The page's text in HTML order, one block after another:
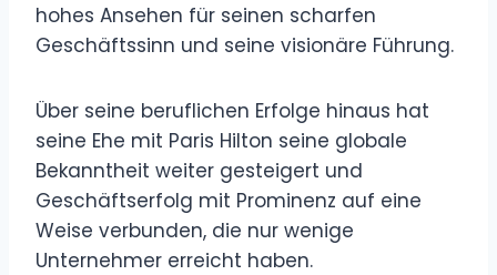
hohes Ansehen für seinen scharfen
Geschäftssinn und seine visionäre Führung.
Über seine beruflichen Erfolge hinaus hat
seine Ehe mit Paris Hilton seine globale
Bekanntheit weiter gesteigert und
Geschäftserfolg mit Prominenz auf eine
Weise verbunden, die nur wenige
Unternehmer erreicht haben.